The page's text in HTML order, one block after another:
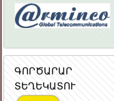
ԳՈՐԾԱՐԱՐ
ՏԵՂԵԿԱՏՈՒ